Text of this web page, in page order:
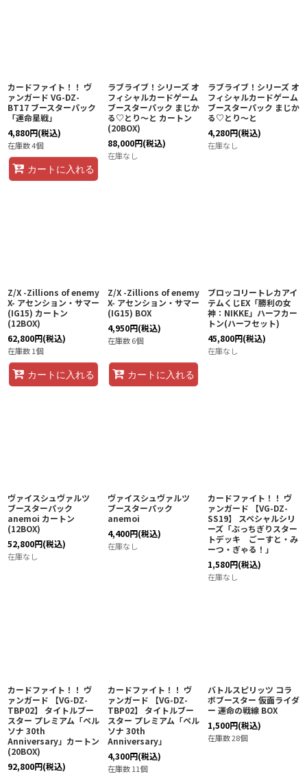
カードファイト！！ ヴ
ァンガード VG-DZ-
BT17 ブースターパック
「運命星戦」
4,880円(税込)
在庫数 4個
カートに入れる
ラブライブ！シリーズ オ
フィシャルカードゲーム
ブースターパック まじか
る♡とり〜と カートン
(20BOX)
88,000円(税込)
在庫なし
ラブライブ！シリーズ オ
フィシャルカードゲーム
ブースターパック まじか
る♡とり〜と
4,280円(税込)
在庫なし
Z/X -Zillions of enemy
X- アセンション・サマー
(IG15) カートン
(12BOX)
62,800円(税込)
在庫数 1個
カートに入れる
Z/X -Zillions of enemy
X- アセンション・サマー
(IG15) BOX
4,950円(税込)
在庫数 6個
カートに入れる
ブロッコリートレカアイ
テムくじEX「勝利の女
神：NIKKE」ハーフカー
トン(ハーフセット)
45,800円(税込)
在庫なし
ヴァイスシュヴァルツ
ブースターパック
anemoi カートン
(12BOX)
52,800円(税込)
在庫なし
ヴァイスシュヴァルツ
ブースターパック
anemoi
4,400円(税込)
在庫なし
カードファイト！！ ヴ
ァンガード 【VG-DZ-
SS19】 スペシャルシリ
ーズ「ぶっちぎりスター
トデッキ ごーすと・み
ーつ・ぎゃる！」
1,580円(税込)
在庫なし
カードファイト！！ ヴ
ァンガード 【VG-DZ-
TBP02】 タイトルブー
スター プレミアム「ペル
ソナ 30th
Anniversary」カートン
(20BOX)
92,800円(税込)
カードファイト！！ ヴ
ァンガード 【VG-DZ-
TBP02】 タイトルブー
スター プレミアム「ペル
ソナ 30th
Anniversary」
4,300円(税込)
在庫数 11個
バトルスピリッツ コラ
ボブースター 仮面ライダ
ー 運命の戦線 BOX
1,500円(税込)
在庫数 28個